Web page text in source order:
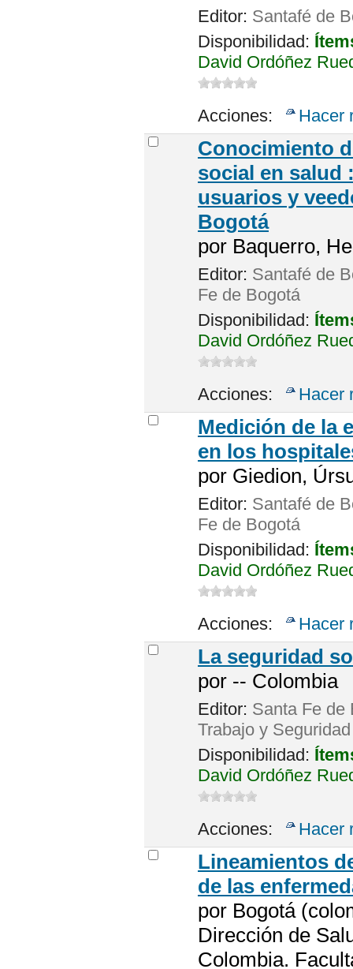
Editor: Santafé de
Disponibilidad:
David Ordóñez
Acciones: Hacer
Conocimiento
social en salud
usuarios y
Bogotá
por Baquerro,
Editor: Santafé de
Fe de Bogotá
Disponibilidad:
David Ordóñez
Acciones: Hacer
Medición de la
en los
por Giedion,
Editor: Santafé de
Fe de Bogotá
Disponibilidad:
David Ordóñez
Acciones: Hacer
La seguridad
por -- Colombia
Editor: Santa Fe de
Trabajo y
Disponibilidad:
David Ordóñez
Acciones: Hacer
Lineamientos
de las
por Bogotá
Dirección de
Colombia.